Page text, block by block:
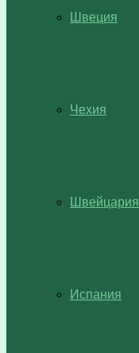
Швеция
Чехия
Швейцария
Испания